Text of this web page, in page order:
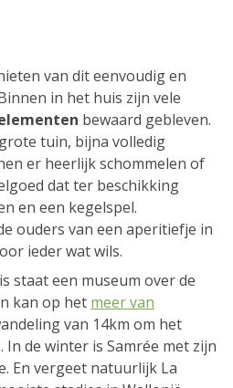
van dit eenvoudig en
in het huis zijn vele
bewaard gebleven.
tuin, bijna volledig
er heerlijk schommelen of
dat ter beschikking
en een kegelspel.
ouders van een aperitiefje in
ieder wat wils.
staat een museum over de
kan op het meer van
van 14km om het
In de winter is Samrée met zijn
En vergeet natuurlijk La